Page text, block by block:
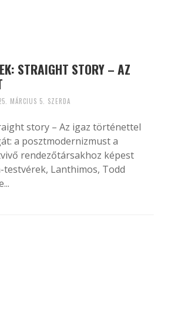
STRAIGHT STORY – AZ
MÁRCIUS 5. SZERDA
story – Az igaz történettel
a posztmodernizmust a
rendezőtársakhoz képest
Lanthimos, Todd